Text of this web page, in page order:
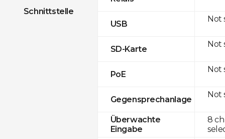
Schnittstelle
USB
SD-Karte
PoE
Gegensprechanlage
Überwachte
Eingabe
Not
Not
Not
Not
8